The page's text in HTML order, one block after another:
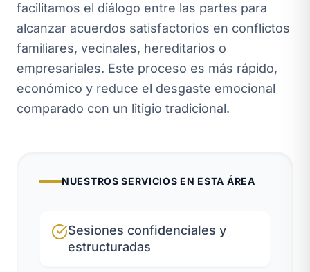
facilitamos el diálogo entre las partes para
alcanzar acuerdos satisfactorios en conflictos
familiares, vecinales, hereditarios o
empresariales. Este proceso es más rápido,
económico y reduce el desgaste emocional
comparado con un litigio tradicional.
NUESTROS SERVICIOS EN ESTA ÁREA
Sesiones confidenciales y
estructuradas